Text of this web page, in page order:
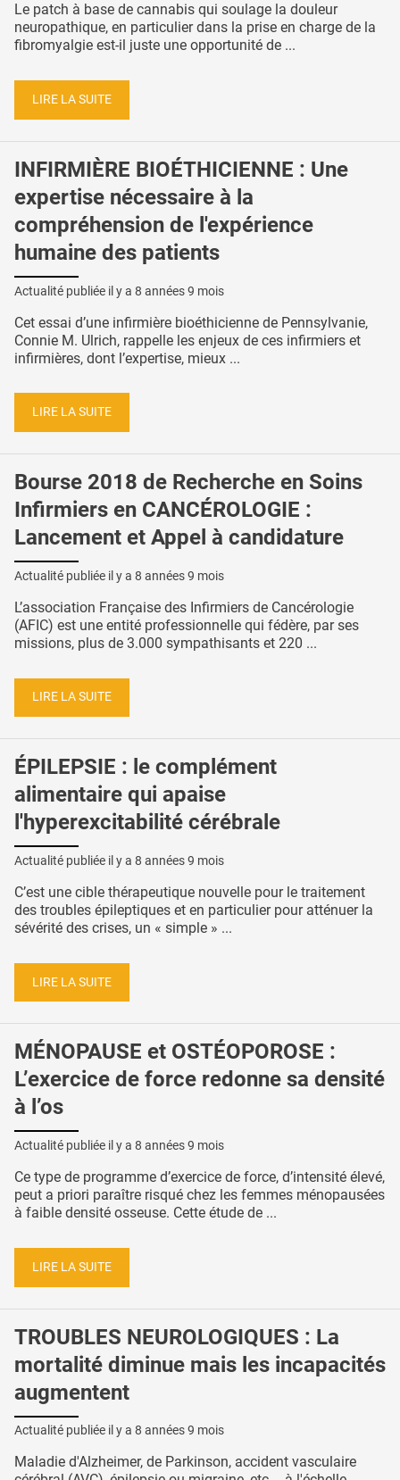
Le patch à base de cannabis qui soulage la douleur
neuropathique, en particulier dans la prise en charge de la
fibromyalgie est-il juste une opportunité de ...
LIRE LA SUITE
INFIRMIÈRE BIOÉTHICIENNE : Une
expertise nécessaire à la
compréhension de l'expérience
humaine des patients
Actualité publiée il y a 8 années 9 mois
Cet essai d’une infirmière bioéthicienne de Pennsylvanie,
Connie M. Ulrich, rappelle les enjeux de ces infirmiers et
infirmières, dont l’expertise, mieux ...
LIRE LA SUITE
Bourse 2018 de Recherche en Soins
Infirmiers en CANCÉROLOGIE :
Lancement et Appel à candidature
Actualité publiée il y a 8 années 9 mois
L’association Française des Infirmiers de Cancérologie
(AFIC) est une entité professionnelle qui fédère, par ses
missions, plus de 3.000 sympathisants et 220 ...
LIRE LA SUITE
ÉPILEPSIE : le complément
alimentaire qui apaise
l'hyperexcitabilité cérébrale
Actualité publiée il y a 8 années 9 mois
C’est une cible thérapeutique nouvelle pour le traitement
des troubles épileptiques et en particulier pour atténuer la
sévérité des crises, un « simple » ...
LIRE LA SUITE
MÉNOPAUSE et OSTÉOPOROSE :
L’exercice de force redonne sa densité
à l’os
Actualité publiée il y a 8 années 9 mois
Ce type de programme d’exercice de force, d’intensité élevé,
peut a priori paraître risqué chez les femmes ménopausées
à faible densité osseuse. Cette étude de ...
LIRE LA SUITE
TROUBLES NEUROLOGIQUES : La
mortalité diminue mais les incapacités
augmentent
Actualité publiée il y a 8 années 9 mois
Maladie d'Alzheimer, de Parkinson, accident vasculaire